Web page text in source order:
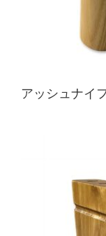
アッシュナイ